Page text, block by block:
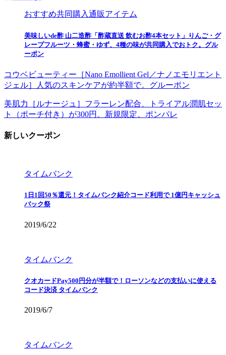
おすすめ共同購入通販アイテム
美味しいde酢 山二造酢「酢蔵直送 飲むお酢4本セット」りんご・グ
レープフルーツ・蜂蜜・ゆず、4種の味が共同購入でおトク。グル
ーポン
コウベビューティー［Nano Emollient Gel／ナノエモリエント
ジェル］人気のスキンケアが約半額で。グルーポン
美肌力［ルナージュ］フラーレン配合、トライアル潤肌セッ
ト（ポーチ付き）が300円。新規限定。ポンパレ
新しいクーポン
タイムバンク
1日1回50％還元！タイムバンク紹介コード利用で 1億円キャッシュ
バック祭
2019/6/22
タイムバンク
クオカードPay500円分が半額で！ローソンなどの支払いに使える
コード決済 タイムバンク
2019/6/7
タイムバンク